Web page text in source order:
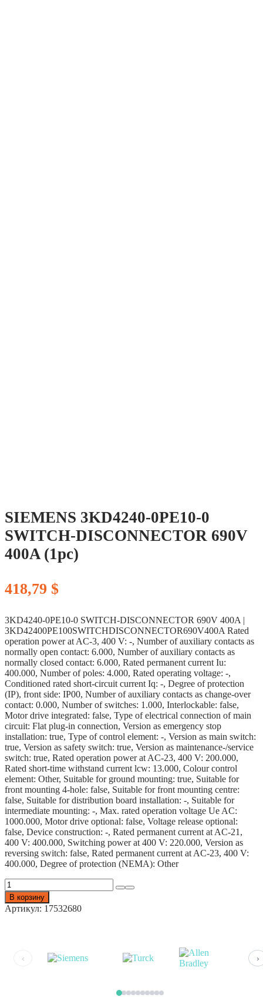
SIEMENS 3KD4240-0PE10-0
SWITCH-DISCONNECTOR 690V
400A (1pc)
418,79 $
3KD4240-0PE10-0 SWITCH-DISCONNECTOR 690V 400A |
3KD42400PE100SWITCHDISCONNECTOR690V400A Rated
operation power at AC-3, 400 V: -, Number of auxiliary contacts as
normally open contact: 6.000, Number of auxiliary contacts as
normally closed contact: 6.000, Rated permanent current Iu:
400.000, Number of poles: 4.000, Rated operating voltage: -,
Conditioned rated short-circuit current Iq: -, Degree of protection
(IP), front side: IP00, Number of auxiliary contacts as change-over
contact: 0.000, Number of switches: 1.000, Interlockable: false,
Motor drive integrated: false, Type of electrical connection of main
circuit: Flat plug-in connection, Version as emergency stop
installation: true, Type of control element: -, Version as main switch:
true, Version as safety switch: true, Version as maintenance-/service
switch: true, Rated operation power at AC-23, 400 V: 200.000,
Rated short-time withstand current lcw: 13.000, Colour control
element: Other, Suitable for ground mounting: true, Suitable for
front mounting 4-hole: false, Suitable for front mounting centre:
false, Suitable for distribution board installation: -, Suitable for
intermediate mounting: -, Max. rated operation voltage Ue AC:
1000.000, Motor drive optional: false, Voltage release optional:
false, Device construction: -, Rated permanent current at AC-21,
400 V: 400.000, Switching power at 400 V: 220.000, Version as
reversing switch: false, Rated permanent current at AC-23, 400 V:
400.000, Degree of protection (NEMA): Other
Количество
товара
SIEMENS
3KD4240-
DISCONNECTOR
В корзину
Артикул: 17532680
‹ ›